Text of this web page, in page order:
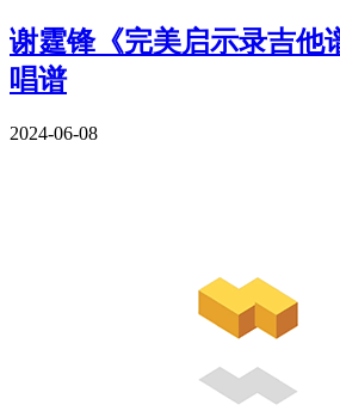
谢霆锋《完美启示录吉他
唱谱
2024-06-08